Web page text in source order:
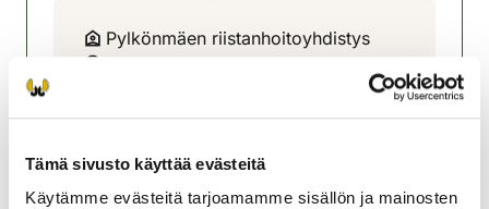
Tämä sivusto käyttää evästeitä
Käytämme evästeitä tarjoamamme sisällön ja mainosten
Pylkönmäen riistanhoitoyhdistys
Keski-Suomi
pylkonmaki@rhy.riista.fi